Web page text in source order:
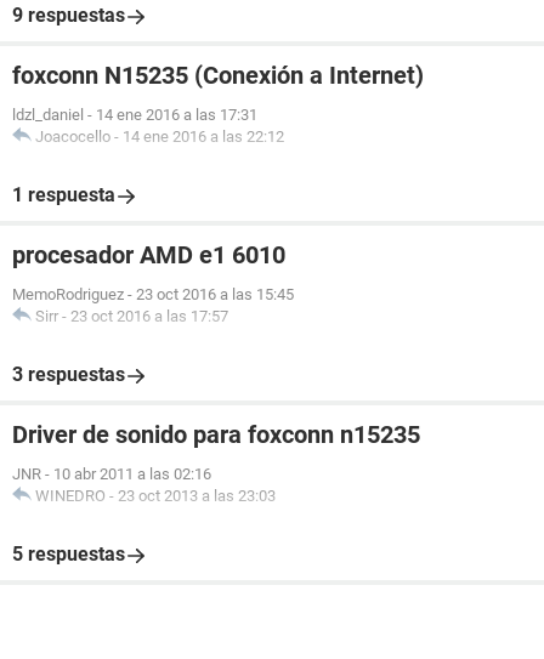
9 respuestas
foxconn N15235 (Conexión a Internet)
ldzl_daniel - 14 ene 2016 a las 17:31
Joacocello - 14 ene 2016 a las 22:12
1 respuesta
procesador AMD e1 6010
MemoRodriguez - 23 oct 2016 a las 15:45
Sirr - 23 oct 2016 a las 17:57
3 respuestas
Driver de sonido para foxconn n15235
JNR - 10 abr 2011 a las 02:16
WINEDRO - 23 oct 2013 a las 23:03
5 respuestas